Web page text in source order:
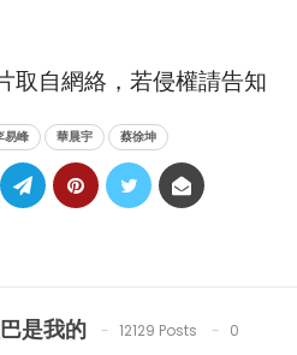
取自網絡，若侵權請告知
易峰 華晨宇 蔡徐坤
是我的 12129 Posts
0